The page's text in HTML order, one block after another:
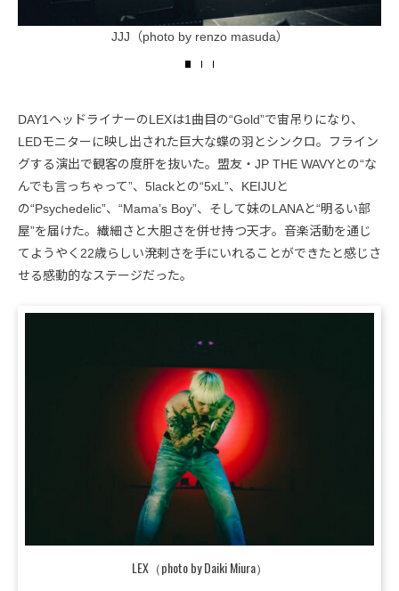
JJJ（photo by renzo masuda）
DAY1ヘッドライナーのLEXは1曲目の“Gold”で宙吊りになり、
LEDモニターに映し出された巨大な蝶の羽とシンクロ。フライン
グする演出で観客の度肝を抜いた。盟友・JP THE WAVYとの“な
んでも言っちゃって”、5lackとの“5xL”、KEIJUと
の“Psychedelic”、“Mama’s Boy”、そして妹のLANAと“明るい部
屋”を届けた。繊細さと大胆さを併せ持つ天才。音楽活動を通じ
てようやく22歳らしい溌剌さを手にいれることができたと感じさ
せる感動的なステージだった。
LEX（photo by Daiki Miura）